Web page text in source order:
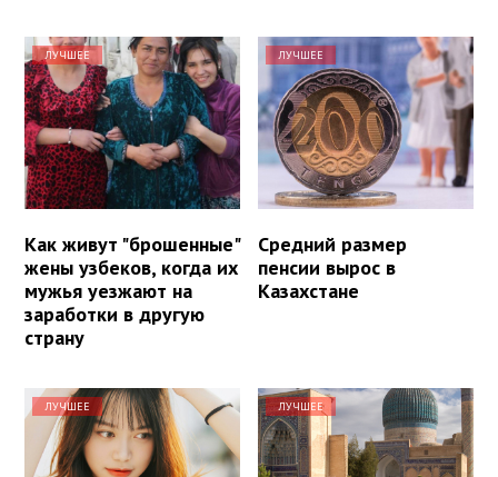
ЛУЧШЕЕ
Как живут "брошенные"
жены узбеков, когда их
мужья уезжают на
заработки в другую
страну
ЛУЧШЕЕ
Средний размер
пенсии вырос в
Казахстане
ЛУЧШЕЕ ЛУЧШЕЕ